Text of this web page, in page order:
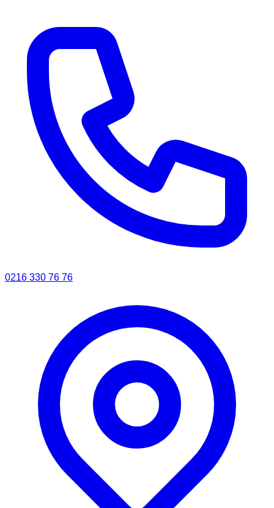
0216 330 76 76